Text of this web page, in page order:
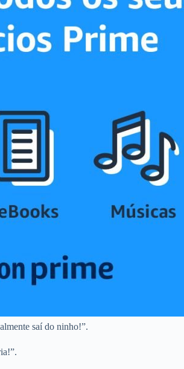
saí do ninho!”.